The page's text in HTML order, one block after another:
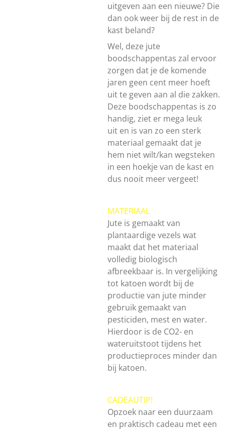
uitgeven aan een nieuwe? Die
dan ook weer bij de rest in de
kast beland?
Wel, deze jute
boodschappentas zal ervoor
zorgen dat je de komende
jaren geen cent meer hoeft
uit te geven aan al die zakken.
Deze boodschappentas is zo
handig, ziet er mega leuk
uit en is van zo een sterk
materiaal gemaakt dat je
hem niet wilt/kan wegsteken
in een hoekje van de kast en
dus nooit meer vergeet!
MATERIAAL
Jute is gemaakt van
plantaardige vezels wat
maakt dat het materiaal
volledig biologisch
afbreekbaar is. In vergelijking
tot katoen wordt bij de
productie van jute minder
gebruik gemaakt van
pesticiden, mest en water.
Hierdoor is de CO2- en
wateruitstoot tijdens het
productieproces minder dan
bij katoen.
CADEAUTIP!
Opzoek naar een duurzaam
en praktisch cadeau met een